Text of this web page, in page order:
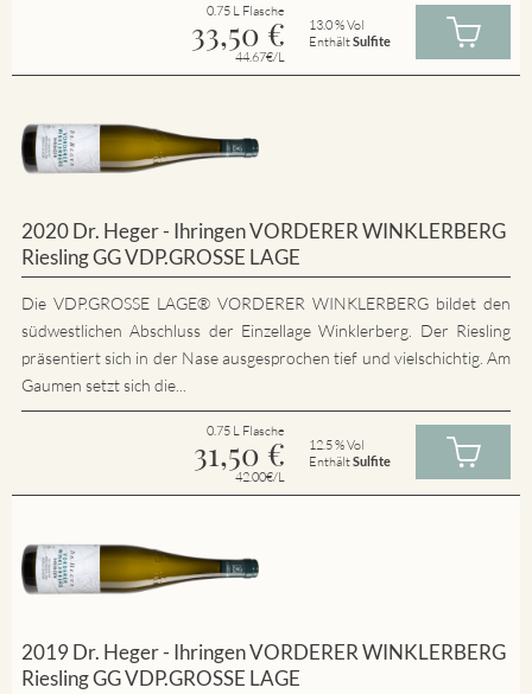
0.75 L Flasche
33,50 €
44.67€/L
13.0 % Vol
EnthältSulfite
2020 Dr. Heger - Ihringen VORDERER WINKLERBERG
Riesling GG VDP.GROSSE LAGE
Die VDP.GROSSE LAGE® VORDERER WINKLERBERG bildet den
südwestlichen Abschluss der Einzellage Winklerberg. Der Riesling
präsentiert sich in der Nase ausgesprochen tief und vielschichtig. Am
Gaumen setzt sich die...
0.75 L Flasche
31,50 €
42.00€/L
12.5 % Vol
EnthältSulfite
2019 Dr. Heger - Ihringen VORDERER WINKLERBERG
Riesling GG VDP.GROSSE LAGE